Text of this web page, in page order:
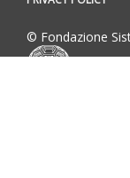
© Fondazione